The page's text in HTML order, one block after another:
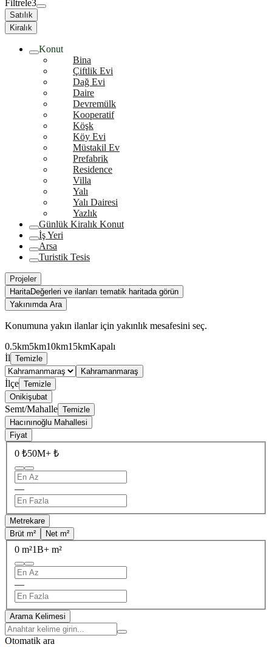
Filtrele3
Satılık
Kiralık
Konut
Bina
Çiftlik Evi
Dağ Evi
Daire
Devremülk
Kooperatif
Köşk
Köy Evi
Müstakil Ev
Prefabrik
Residence
Villa
Yalı
Yalı Dairesi
Yazlık
Günlük Kiralık Konut
İş Yeri
Arsa
Turistik Tesis
Projeler
HaritaDeğerleri ve ilanları tematik haritada görün
Yakınımda Ara
Konumuna yakın ilanlar için yakınlık mesafesini seç.
0.5km5km10km15kmKapalı
İl Temizle
Kahramanmaraş
İlçe Temizle
Onikişubat
Semt/Mahalle Temizle
Hacınınoğlu Mahallesi
Fiyat
0 ₺50M+ ₺
—
Metrekare
Brüt m²
Net m²
0 m²1B+ m²
—
Arama Kelimesi
Otomatik ara